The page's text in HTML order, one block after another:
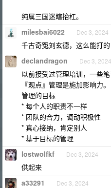
纯属三国迷瞎抬杠。
milesbai6022 Dec 3, 2024
千古奇冤刘玄德，这么能打
declandragon Dec 3, 2024
以前接受过管理培训，一些笔
『观点』管理是施加影响力。
管理的目标
* 每个人的职责不一样
* 团队的合力，调动积极性
* 真心接纳，肯定别人
* 基于目标的管理
lostwolfkf Dec 3, 2024
供起来
a33291 Dec 3, 2024